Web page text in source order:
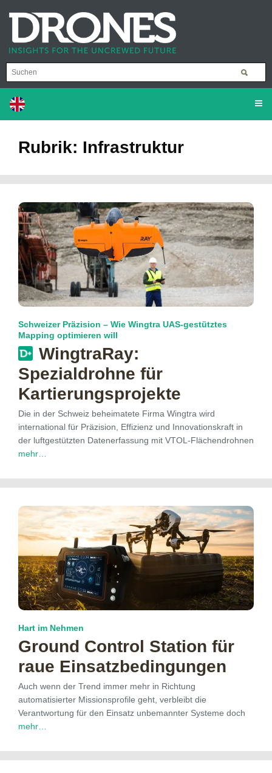
Rubrik: Infrastruktur
Schweizer Präzision – Wie Wingtra UAS-gestütztes
Mapping optimieren will
WingtraRay:
Spezialdrohne für
Kartierungsprojekte
Die in der Schweiz beheimatete Firma Wingtra wird
international für Präzision, Effizienz und Innovationskraft in
der luftgestützten Datenerfassung mit VTOL-Flächendrohnen
mehr…
Hart im Nehmen
Ground Control Station für
raue Einsatzbedingungen
Auch wenn der Trend immer mehr in Richtung
automatisierter Missionsprofile geht, verbleibt die
Verantwortung für den Einsatz unbemannter Systeme doch
mehr…